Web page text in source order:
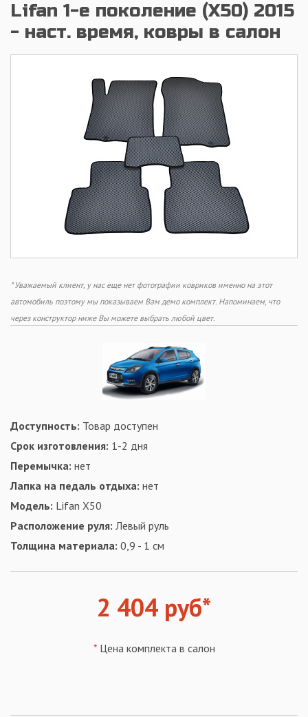
Lifan 1-е поколение (X50) 2015
- наст. время, ковры в салон
* Уважаемый клиент, у нас еще нет фотографии ковриков именно на этот
автомобиль поэтому мы показываем Вам демо комплект. Напоминаем, что
через конструктор ниже Вы можете выбрать любой цвет.
Доступность: Товар доступен
Срок изготовления: 1-2 дня
Перемычка: нет
Лапка на педаль отдыха: нет
Модель: Lifan X50
Расположение руля: Левый руль
Толщина материала: 0,9 - 1 см
2 404 руб*
*Цена комплекта в салон